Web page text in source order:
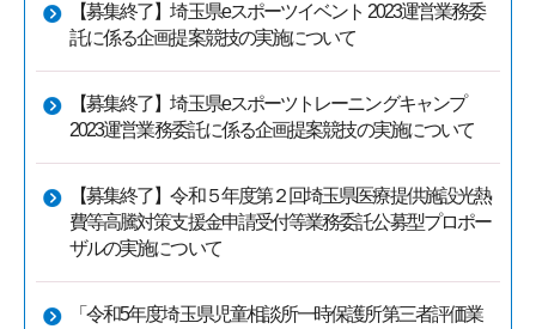
【募集終了】埼玉県eスポーツイベント 2023運営業務委
託に係る企画提案競技の実施について
【募集終了】埼玉県eスポーツトレーニングキャンプ
2023運営業務委託に係る企画提案競技の実施について
【募集終了】令和５年度第２回埼玉県医療提供施設光熱
費等高騰対策支援金申請受付等業務委託公募型プロポー
ザルの実施について
「令和5年度埼玉県児童相談所一時保護所第三者評価業